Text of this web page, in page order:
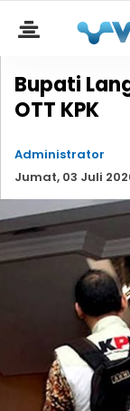
Bupati
OTT KPK
Administrator
Jumat, 03 Juli